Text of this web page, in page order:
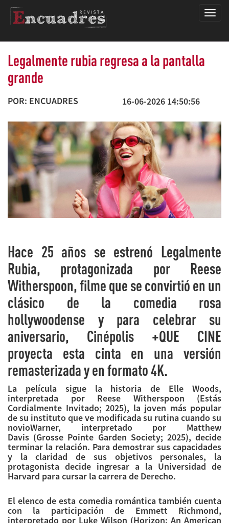
Legalmente rubia regresa a la pantalla
grande
POR: ENCUADRES 16-06-2026 14:50:56
Hace 25 años se estrenó Legalmente
Rubia, protagonizada por Reese
Witherspoon, filme que se convirtió en un
clásico de la comedia rosa
hollywoodense y para celebrar su
aniversario, Cinépolis +QUE CINE
proyecta esta cinta en una versión
remasterizada y en formato 4K.
La película sigue la historia de Elle Woods,
interpretada por Reese Witherspoon (Estás
Cordialmente Invitado; 2025), la joven más popular
de su instituto que ve modificada su rutina cuando su
novioWarner, interpretado por Matthew
Davis (Grosse Pointe Garden Society; 2025), decide
terminar la relación. Para demostrar sus capacidades
y la claridad de sus objetivos personales, la
protagonista decide ingresar a la Universidad de
Harvard para cursar la carrera de Derecho.
El elenco de esta comedia romántica también cuenta
con la participación de Emmett Richmond,
interpretado por Luke Wilson (Horizon: An American